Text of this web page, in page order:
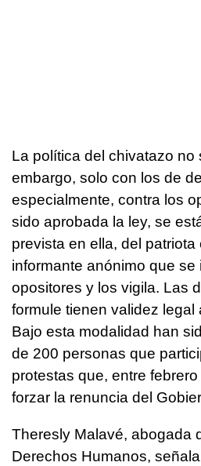
La política del chivatazo no
embargo, solo con los de
especialmente, contra los
sido aprobada la ley, se
prevista en ella, del
informante anónimo que se
opositores y los vigila. Las
formule tienen validez legal
Bajo esta modalidad han
de 200 personas que
protestas que, entre
forzar la renuncia del
Theresly Malavé, abogada
Derechos Humanos,